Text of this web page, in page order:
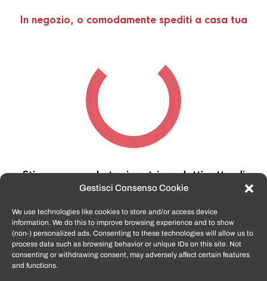
Gestisci Consenso Cookie
We use technologies like cookies to store and/or access device
information. We do this to improve browsing experience and to show
(non-) personalized ads. Consenting to these technologies will allow us to
process data such as browsing behavior or unique IDs on this site. Not
consenting or withdrawing consent, may adversely affect certain features
and functions.
In negozio, o comodamente spediti a casa tua
Stiamo cercando tra i nostri prodotti, attendi
qualche secondo…
TomatoSmartphone.itè lo shop n.1 in italia per
smartphone ricondizionati garantiti e certificati
di tutte le marche,APPLE, SAMSUNG, HUAWEI,
ONEPLUS, XIAOMI e tanto altro